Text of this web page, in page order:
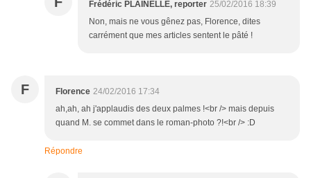
Frédéric PLAINELLE, reporter 25/02/2016 18:39
Non, mais ne vous gênez pas, Florence, dites
carrément que mes articles sentent le pâté !
F Florence 24/02/2016 17:34
ah,ah, ah j'applaudis des deux palmes !<br /> mais depuis
quand M. se commet dans le roman-photo ?!<br /> :D
Répondre